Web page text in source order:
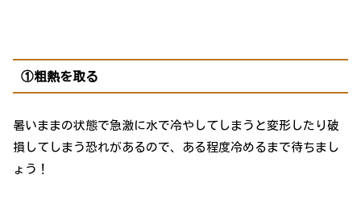
①粗熱を取る
暑いままの状態で急激に水で冷やしてしまうと変形したり破
損してしまう恐れがあるので、ある程度冷めるまで待ちまし
ょう！